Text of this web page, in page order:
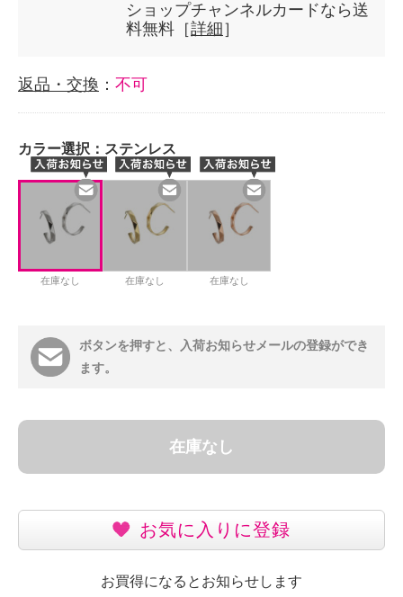
ショップチャンネルカードなら送
料無料［詳細 ］
返品・交換 ： 不可
カラー選択： ステンレス
在庫なし 在庫なし 在庫なし
ボタンを押すと、入荷お知らせメールの登録ができ
ます。
在庫なし
お気に入りに登録
お買得になるとお知らせします